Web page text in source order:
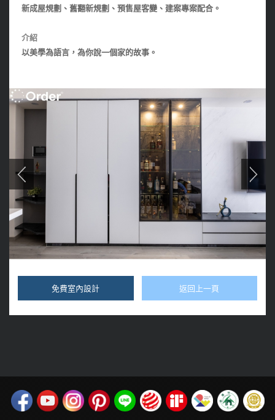
新成屋規劃、舊翻新規劃、預售屋客變、建案專案配合。
介紹
以美學為語言，為你說一個家的故事。
免費室內設計 返回上一頁